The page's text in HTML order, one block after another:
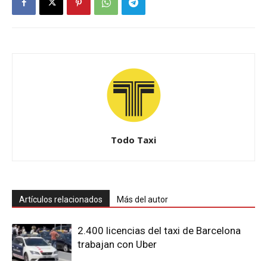
Todo Taxi
Artículos relacionados Más del autor
2.400 licencias del taxi de Barcelona
trabajan con Uber